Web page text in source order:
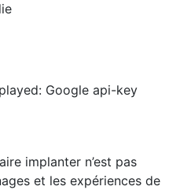
Google api-key
implanter n’est pas
et les expériences de